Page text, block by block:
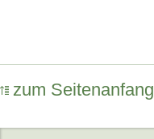
zum Seitenanfang